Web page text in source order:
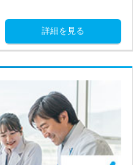
詳細を見る